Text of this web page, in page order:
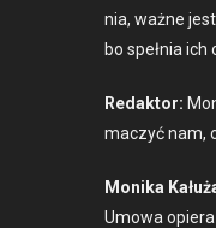
nia, ważne
bo speł­nia ich
Redak­tor:
maczyć nam,
Moni­ka
Umowa